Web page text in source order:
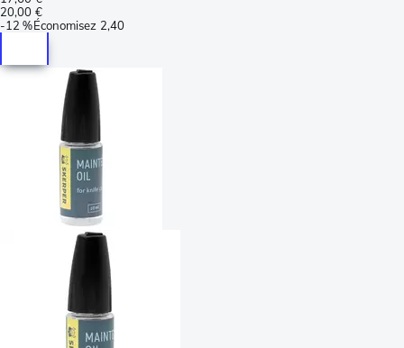
20,00 €
-12 %Économisez 2,40